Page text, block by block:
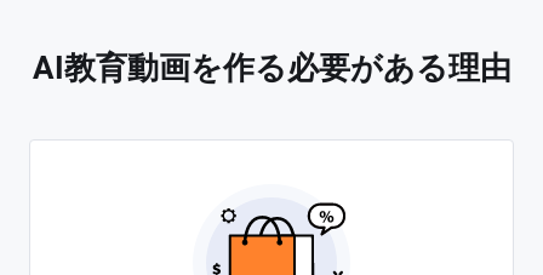
AI教育動画を作る必要がある理由